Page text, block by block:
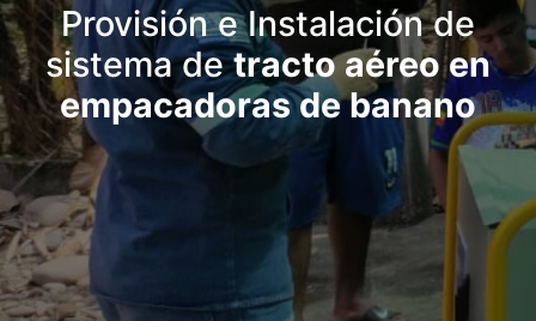
Provisión e Instalación de
sistema detracto aéreo en
empacadoras de banano